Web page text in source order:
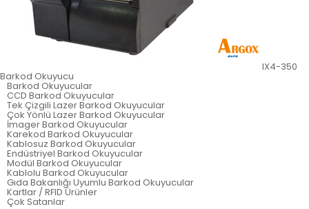
IX4-350
Barkod Okuyucu
Barkod Okuyucular
CCD Barkod Okuyucular
Tek Çizgili Lazer Barkod Okuyucular
Çok Yönlü Lazer Barkod Okuyucular
İmager Barkod Okuyucular
Karekod Barkod Okuyucular
Kablosuz Barkod Okuyucular
Endüstriyel Barkod Okuyucular
Modül Barkod Okuyucular
Kablolu Barkod Okuyucular
Gıda Bakanlığı Uyumlu Barkod Okuyucular
Kartlar / RFID Ürünler
Çok Satanlar